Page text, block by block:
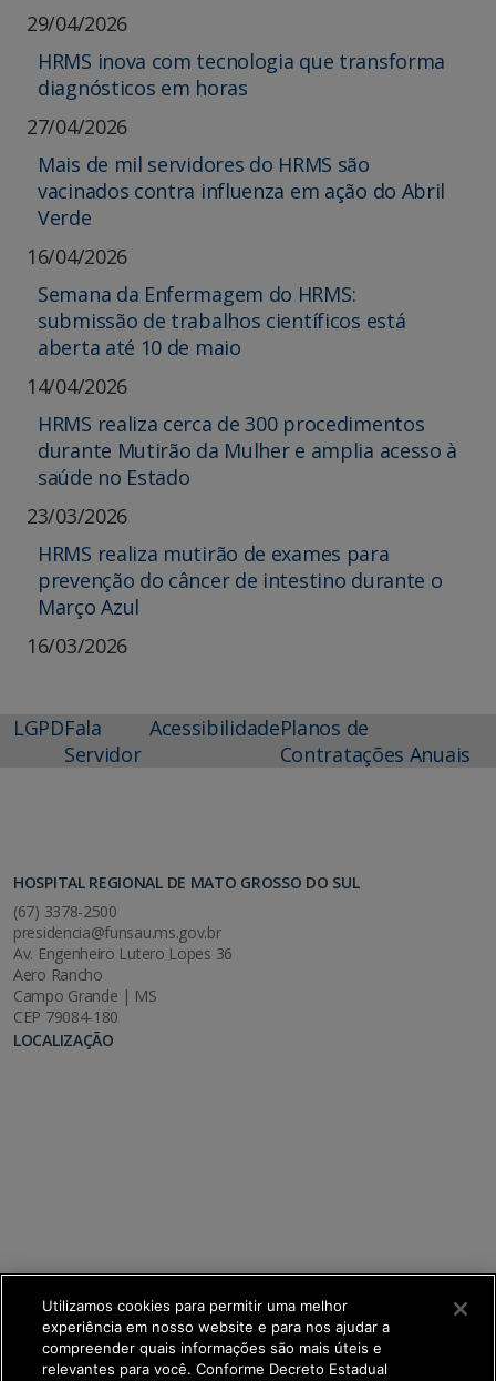
29/04/2026
HRMS inova com tecnologia que transforma
diagnósticos em horas
27/04/2026
Mais de mil servidores do HRMS são
vacinados contra influenza em ação do Abril
Verde
16/04/2026
Semana da Enfermagem do HRMS:
submissão de trabalhos científicos está
aberta até 10 de maio
14/04/2026
HRMS realiza cerca de 300 procedimentos
durante Mutirão da Mulher e amplia acesso à
saúde no Estado
23/03/2026
HRMS realiza mutirão de exames para
prevenção do câncer de intestino durante o
Março Azul
16/03/2026
LGPDFala
Servidor
AcessibilidadePlanos de
Contratações Anuais
HOSPITAL REGIONAL DE MATO GROSSO DO SUL
(67) 3378-2500
presidencia@funsau.ms.gov.br
Av. Engenheiro Lutero Lopes 36
Aero Rancho
Campo Grande | MS
CEP 79084-180
LOCALIZAÇÃO
Utilizamos cookies para permitir uma melhor
experiência em nosso website e para nos ajudar a
compreender quais informações são mais úteis e
relevantes para você. Conforme Decreto Estadual